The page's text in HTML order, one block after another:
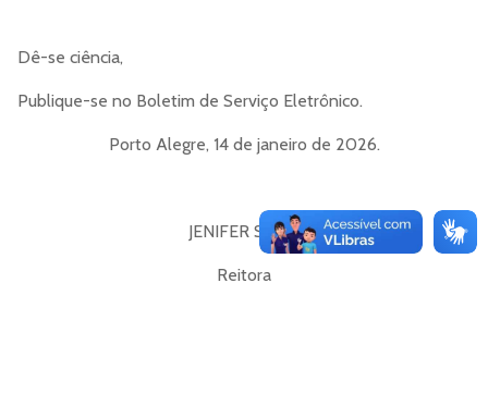
Dê-se ciência,
Publique-se no Boletim de Serviço Eletrônico.
Porto Alegre, 14 de janeiro de 2026.
JENIFER SAFFI
Reitora